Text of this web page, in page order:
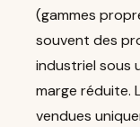
(gammes
souvent des
industriel sous
marge réduite.
vendues